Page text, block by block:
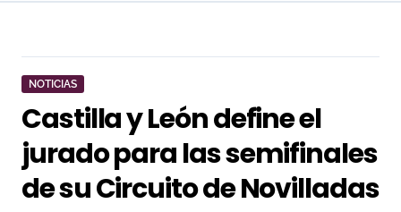
NOTICIAS
Castilla y León define el
jurado para las semifinales
de su Circuito de Novilladas